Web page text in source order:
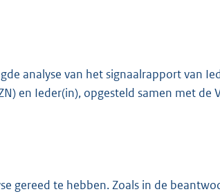
:
3
analyse van het signaalrapport van
en Ieder(in), opgesteld samen met de
gereed te hebben. Zoals in de